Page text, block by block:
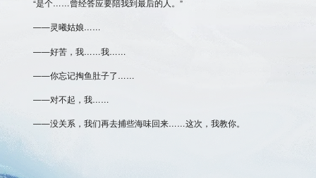
“是个……曾经答应要陪我到最后的人。”
——灵曦姑娘……
——好苦，我……我……
——你忘记掏鱼肚子了……
——对不起，我……
——没关系，我们再去捕些海味回来……这次，我教你。